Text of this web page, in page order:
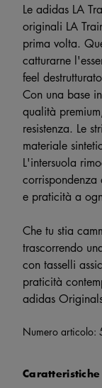
Le adidas LA
originali LA
prima volta.
catturarne
feel
Con una base
qualità
resistenza. Le
materiale
L'intersuola
e praticità a
Che tu stia
trascorrendo
con tasselli
praticità
adidas
Numero articolo:
Caratteristiche